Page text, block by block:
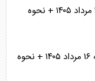
جدول قطعی برق استان تهران فردا جمعه ۱۶ مرداد ۱۴۰۵ + نحوه
جدول قطعی برق استان مازندران فردا جمعه ۱۶ مرداد ۱۴۰۵ + نحوه